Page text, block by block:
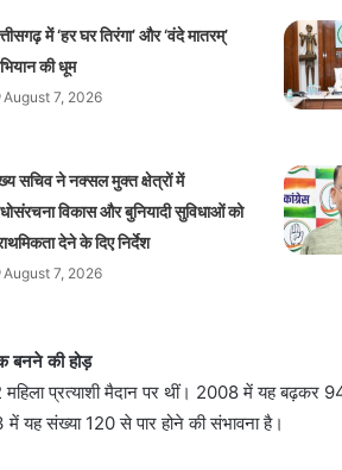
में ‘हर घर तिरंगा’ और ‘वंदे मातरम्’
की धूम
August 7, 2026
सचिव ने नक्सल मुक्त क्षेत्रों में
विकास और बुनियादी सुविधाओं को
देने के दिए निर्देश
August 7, 2026
बनने की होड़
प्रत्याशी मैदान पर थीं। 2008 में यह बढ़कर
यह संख्या 120 से पार होने की संभावना है।